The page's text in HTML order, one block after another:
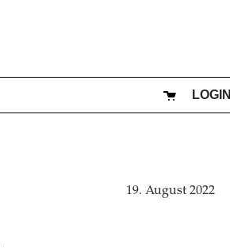
LOGIN
19. August 2022